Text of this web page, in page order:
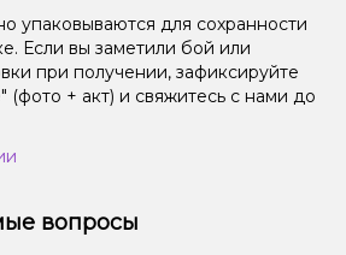
упаковываются для сохранности
Если вы заметили бой или
при получении, зафиксируйте
(фото + акт) и свяжитесь с нами до
вопросы